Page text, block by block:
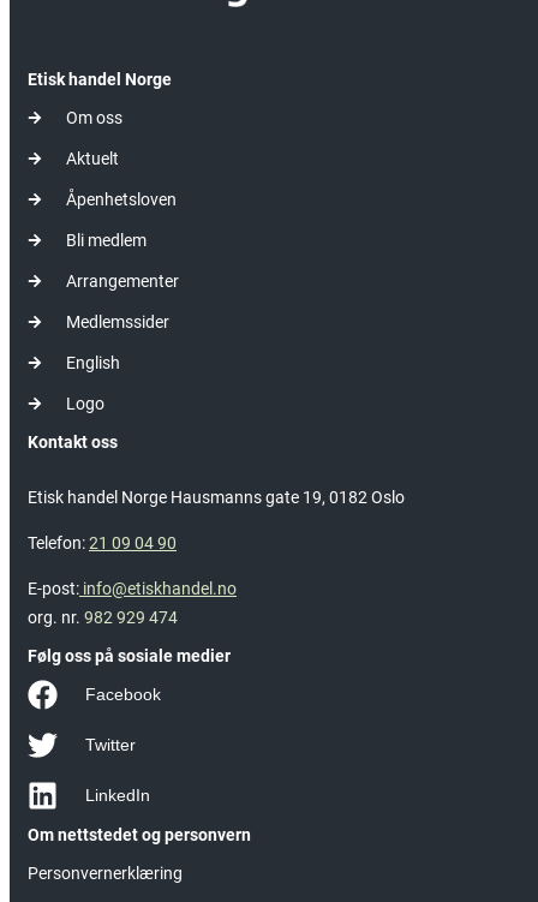
Etisk handel Norge
Om oss
Aktuelt
Åpenhetsloven
Bli medlem
Arrangementer
Medlemssider
English
Logo
Kontakt oss
Etisk handel Norge Hausmanns gate 19, 0182 Oslo
Telefon:21 09 04 90
E-post: info@etiskhandel.no
org. nr. 982 929 474
Følg oss på sosiale medier
Facebook
Twitter
LinkedIn
Om nettstedet og personvern
Personvernerklæring